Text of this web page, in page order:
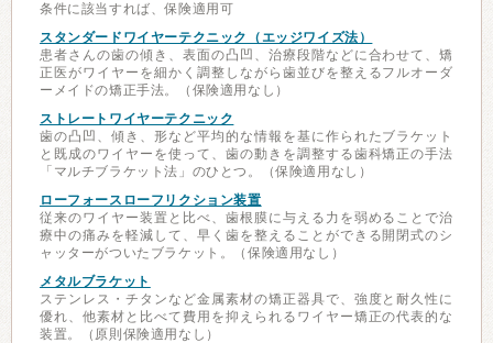
条件に該当すれば、保険適用可
スタンダードワイヤーテクニック（エッジワイズ法）
患者さんの歯の傾き、表面の凸凹、治療段階などに合わせて、矯
正医がワイヤーを細かく調整しながら歯並びを整えるフルオーダ
ーメイドの矯正手法。（保険適用なし）
ストレートワイヤーテクニック
歯の凸凹、傾き、形など平均的な情報を基に作られたブラケット
と既成のワイヤーを使って、歯の動きを調整する歯科矯正の手法
「マルチブラケット法」のひとつ。（保険適用なし）
ローフォースローフリクション装置
従来のワイヤー装置と比べ、歯根膜に与える力を弱めることで治
療中の痛みを軽減して、早く歯を整えることができる開閉式のシ
ャッターがついたブラケット。（保険適用なし）
メタルブラケット
ステンレス・チタンなど金属素材の矯正器具で、強度と耐久性に
優れ、他素材と比べて費用を抑えられるワイヤー矯正の代表的な
装置。（原則保険適用なし）